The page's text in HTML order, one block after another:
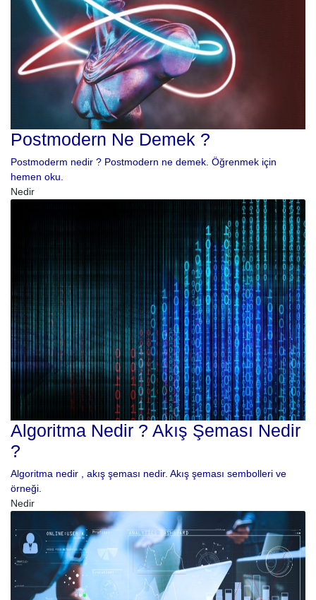
Postmodern Ne Demek ?
Postmoderm nedir ? Postmodern ne demek. Öğrenmek için
hemen oku.
Nedir
Algoritma Nedir ? Akış Şeması Nedir
?
Algoritma nedir , akış şeması nedir. Akış şeması sembolleri ve
örneği.
Nedir